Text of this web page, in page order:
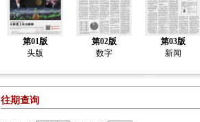
第01版
头版
第02版
数字
第03版
新闻
往期查询